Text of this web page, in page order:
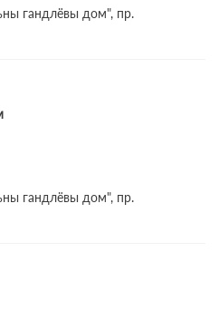
гандлёвы дом", пр.
гандлёвы дом", пр.